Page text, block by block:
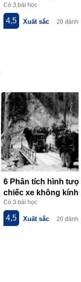
lòng" của Hồ
nhất
Có 3 bài học
4,5 Xuất sắc 20 đánh
6 Phân tích hình
chiếc xe không
thơ về tiểu đội xe
của Phạm Tiến Duật
Có 3 bài học
4,5 Xuất sắc 20 đánh